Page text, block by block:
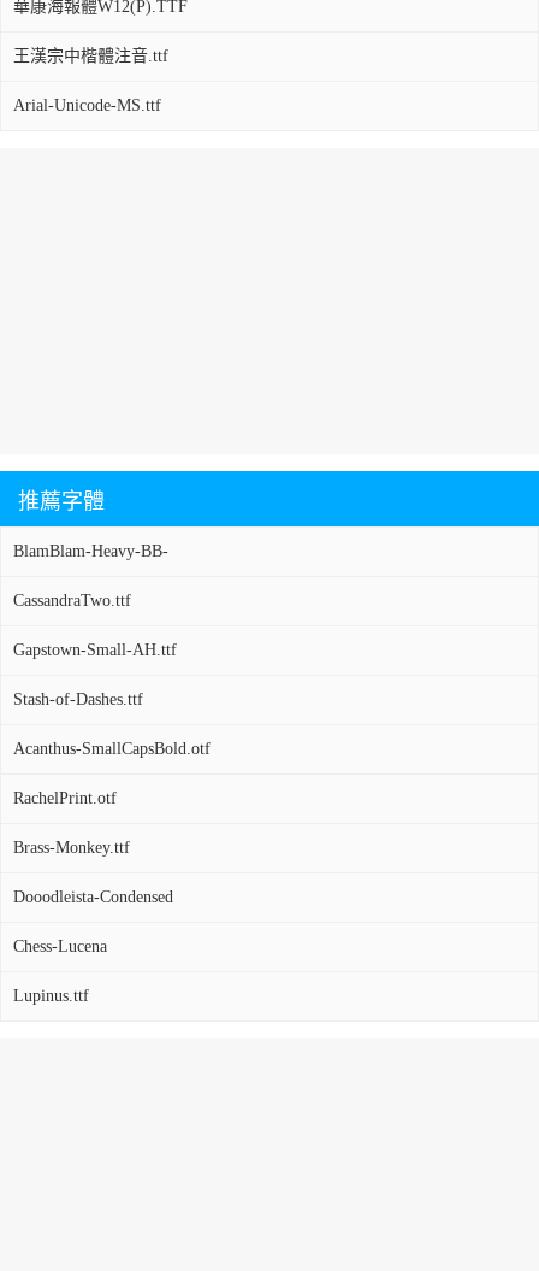
華康海報體W12(P).TTF
王漢宗中楷體注音.ttf
Arial-Unicode-MS.ttf
推薦字體
BlamBlam-Heavy-BB-
CassandraTwo.ttf
Gapstown-Small-AH.ttf
Stash-of-Dashes.ttf
Acanthus-SmallCapsBold.otf
RachelPrint.otf
Brass-Monkey.ttf
Dooodleista-Condensed
Chess-Lucena
Lupinus.ttf